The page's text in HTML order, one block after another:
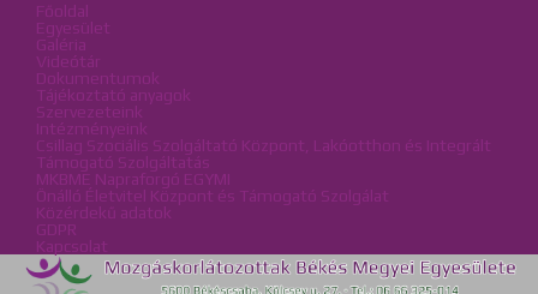
Főoldal
Egyesület
Galéria
Videótár
Dokumentumok
Tájékoztató anyagok
Szervezeteink
Intézményeink
Csillag Szociális Szolgáltató Központ, Lakóotthon és Integrált
Támogató Szolgáltatás
MKBME Napraforgó EGYMI
Önálló Életvitel Központ és Támogató Szolgálat
Közérdekű adatok
GDPR
Kapcsolat